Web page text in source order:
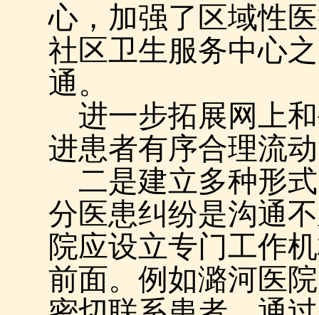
心，加强了区域性
社区卫生服务中心
通。
进一步拓展网上
进患者有序合理流
二是建立多种形
分医患纠纷是沟通
院应设立专门工作
前面。例如潞河医